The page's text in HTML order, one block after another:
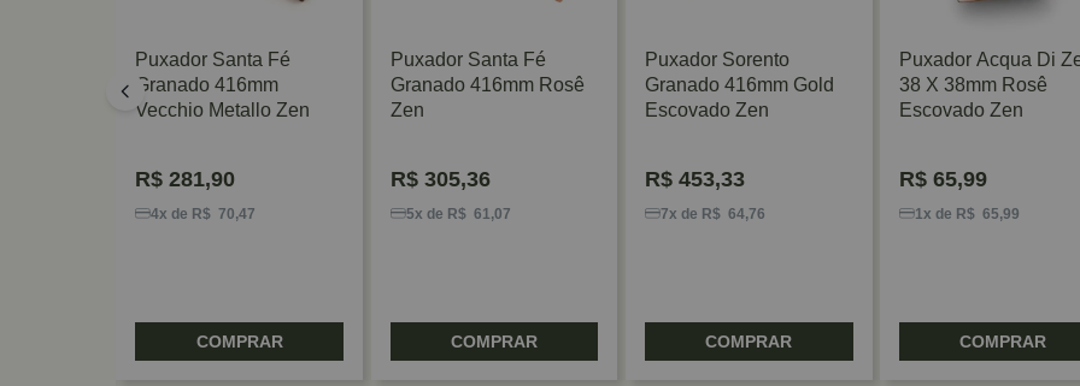
Puxador Santa Fé
Granado 416mm
Vecchio Metallo Zen
R$ 281,90
4x de R$ 70,47
COMPRAR
Puxador Santa Fé
Granado 416mm Rosê
Zen
R$305,36
5x de R$ 61,07
COMPRAR
Puxador Sorento
Granado 416mm Gold
Escovado Zen
R$453,33
7x de R$ 64,76
COMPRAR
Puxador Acqua Di
38 X 38mm Rosê
Escovado Zen
R$65,99
1x de R$ 65,99
COMPRAR